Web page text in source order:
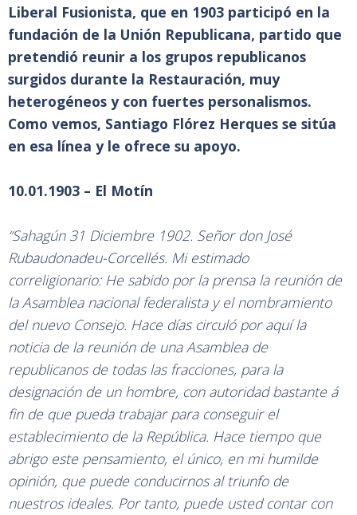
Liberal Fusionista, que en 1903 participó en la
fundación de la Unión Republicana, partido que
pretendió reunir a los grupos republicanos
surgidos durante la Restauración, muy
heterogéneos y con fuertes personalismos.
Como vemos, Santiago Flórez Herques se sitúa
en esa línea y le ofrece su apoyo.
10.01.1903 – El Motín
“Sahagún 31 Diciembre 1902. Señor don José
Rubaudonadeu-Corcellés. Mi estimado
correligionario: He sabido por la prensa la reunión de
la Asamblea nacional federalista y el nombramiento
del nuevo Consejo. Hace días circuló por aquí la
noticia de la reunión de una Asamblea de
republicanos de todas las fracciones, para la
designación de un hombre, con autoridad bastante á
fin de que pueda trabajar para conseguir el
establecimiento de la República. Hace tiempo que
abrigo este pensamiento, el único, en mi humilde
opinión, que puede conducirnos al triunfo de
nuestros ideales. Por tanto, puede usted contar con